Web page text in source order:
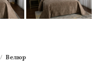
Велюр